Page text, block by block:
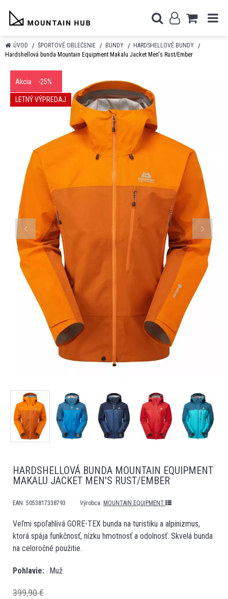
ÚVOD ŠPORTOVÉ OBLEČENIE BUNDY
HARDSHELLOVÉ BUNDY
Hardshellová bunda Mountain Equipment Makalu Jacket Men's Rust/Ember
Akcia -25%
LETNÝ VÝPREDAJ
HARDSHELLOVÁ BUNDA MOUNTAIN EQUIPMENT
MAKALU JACKET MEN'S RUST/EMBER
EAN: 5053817338793 Výrobca: MOUNTAIN EQUIPMENT
Veľmi spoľahlivá GORE-TEX bunda na turistiku a alpinizmus,
ktorá spája funkčnosť, nízku hmotnosť a odolnosť. Skvelá bunda
na celoročné použitie.
Pohlavie Muž
399,90 €